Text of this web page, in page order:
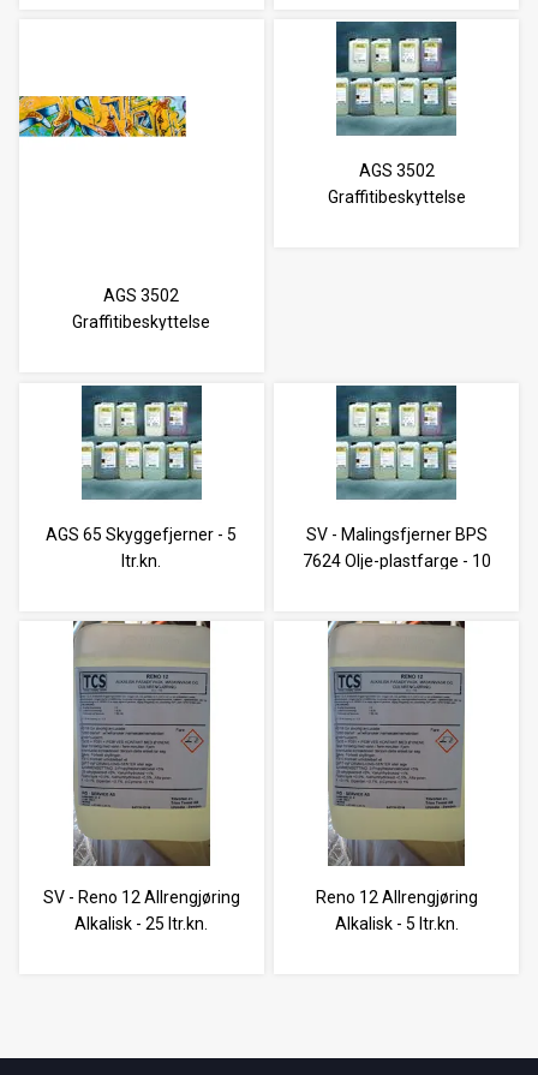
AGS 3502
Graffitibeskyttelse
AGS 3502
Graffitibeskyttelse
AGS 65 Skyggefjerner - 5
ltr.kn.
SV - Malingsfjerner BPS
7624 Olje-plastfarge - 10
SV - Reno 12 Allrengjøring
Alkalisk - 25 ltr.kn.
Reno 12 Allrengjøring
Alkalisk - 5 ltr.kn.